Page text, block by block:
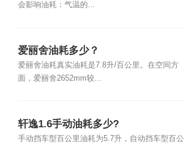
会影响油耗：气温的...
爱丽舍油耗多少？
爱丽舍油耗真实油耗是7.8升/百公里。在空间方
面，爱丽舍2652mm较...
轩逸1.6手动油耗多少?
手动挡车型百公里油耗为5.7升，自动挡车型百公